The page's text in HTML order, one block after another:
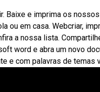
Baixe e imprima os
ou em casa. Webcriar,
a nossa lista.
word e abra um novo
e com palavras de temas